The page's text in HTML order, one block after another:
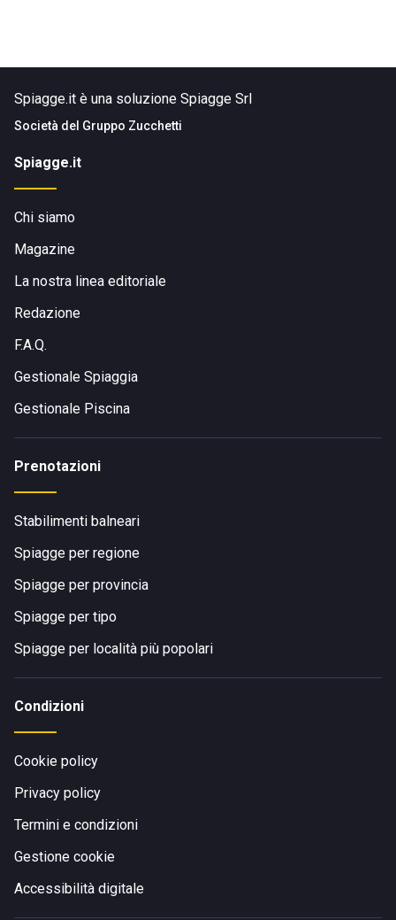
Spiagge.it è una soluzione Spiagge Srl
Società del Gruppo Zucchetti
Spiagge.it
Chi siamo
Magazine
La nostra linea editoriale
Redazione
F.A.Q.
Gestionale Spiaggia
Gestionale Piscina
Prenotazioni
Stabilimenti balneari
Spiagge per regione
Spiagge per provincia
Spiagge per tipo
Spiagge per località più popolari
Condizioni
Cookie policy
Privacy policy
Termini e condizioni
Gestione cookie
Accessibilità digitale